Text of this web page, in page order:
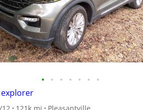
• • • • • • •